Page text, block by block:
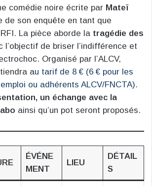
comédie noire écrite par Mateï
de son enquête en tant que
La pièce aborde la tragédie des
l’objectif de briser l’indifférence et
Organisé par l’ALCV,
au tarif de 8 € (6 € pour les
ou adhérents ALCV/FNCTA).
un échange avec la
ainsi qu’un pot seront proposés.
ÉVÉNE
MENT
LIEU
DÉTAIL
S